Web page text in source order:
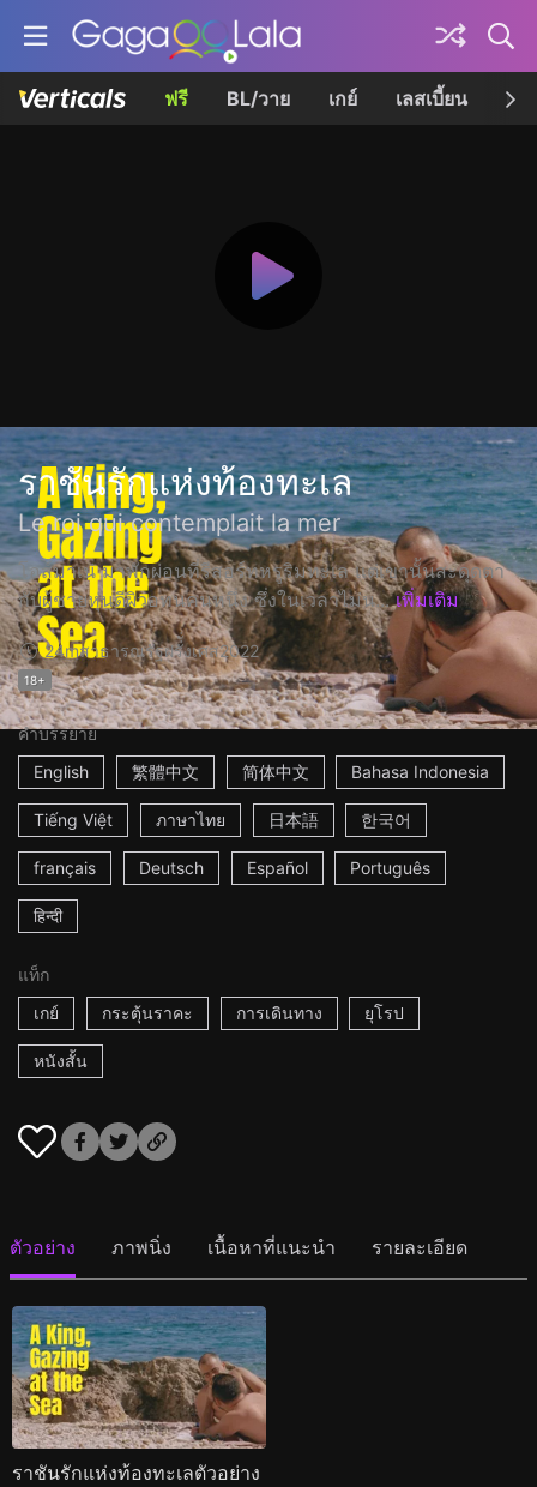
ฟรี BL/วาย เกย์ เลสเบี้ยน เค
ราชันรักแห่งท้องทะเล
Le roi qui contemplait la mer
โอส์มาเน่ มาพักผ่อนที่รีสอร์ทหรูริมทะเล แต่เขานั้นสะดุดตา
กับผู้ชายหุ่นดีผิวอทนคนหนึ่ง ซึ่งในเวลาไม่น... เพิ่มเติม
24mสาธารณรัฐฝรั่ั่งเศส2022
18+
คำบรรยาย
English
繁體中文 简体中文 Bahasa Indonesia
Tiếng Việt ภาษาไทย 日本語 한국어
français Deutsch Español Português
हिन्दी
แท็ก
เกย์
กระตุ้นราคะ การเดินทาง ยุโรป
หนังสั้น
ตัวอย่าง ภาพนิ่ง เนื้อหาที่แนะนำ รายละเอียด
ราชันรักแห่งท้องทะเลตัวอย่าง